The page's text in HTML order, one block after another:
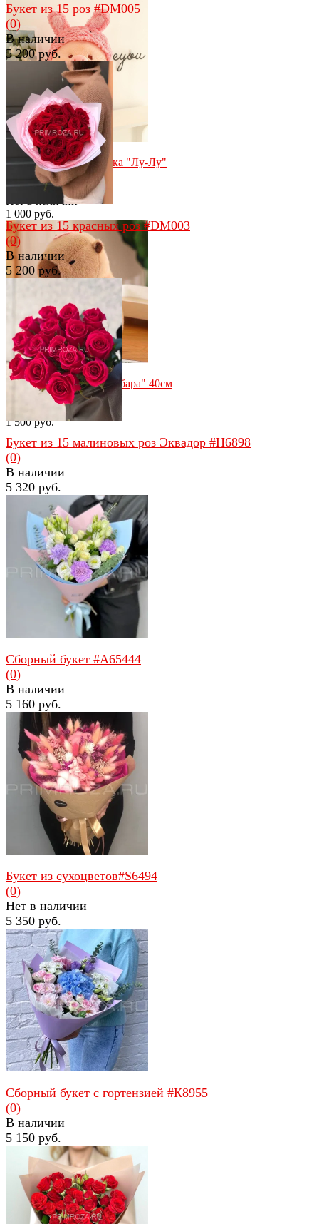
сравнить
Мягкая игрушка свинка "Лу-Лу"
кролик 30 см
(0)
Нет в наличии
1 000 руб.
избранное сравнить
Мягкая игрушка "Капибара" 40см
1 500 руб.
избранное сравнить
Букет из 15 роз #DM005
(0)
В наличии
5 200 руб.
избранное сравнить
Букет из 15 красных роз #DM003
(0)
В наличии
5 200 руб.
избранное сравнить
Букет из 15 малиновых роз Эквадор #H6898
(0)
В наличии
5 320 руб.
избранное сравнить
Сборный букет #A65444
(0)
В наличии
5 160 руб.
избранное сравнить
Букет из сухоцветов#S6494
(0)
Нет в наличии
5 350 руб.
Сборный букет с гортензией #К8955
(0)
В наличии
5 150 руб.